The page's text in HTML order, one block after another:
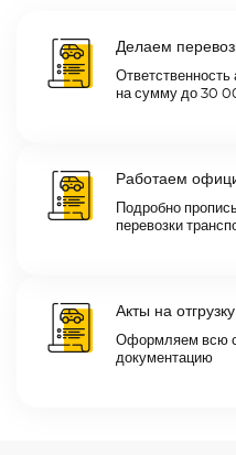
Делаем
Ответственность
на сумму до 30
Работаем
Подробно
перевозки
Акты на
Оформляем всю
документацию